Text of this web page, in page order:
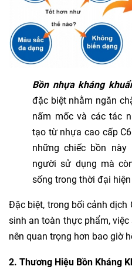
Bồn nhựa kháng
đặc biệt nhằm ngăn
nấm mốc và các tác
tạo từ nhựa cao cấp
những chiếc bồn
người sử dụng mà
sống trong thời đại hiện
Đặc biệt, trong bối cảnh dịch
sinh an toàn thực phẩm,
nên quan trọng hơn bao giờ
2. Thương Hiệu Bồn Kháng